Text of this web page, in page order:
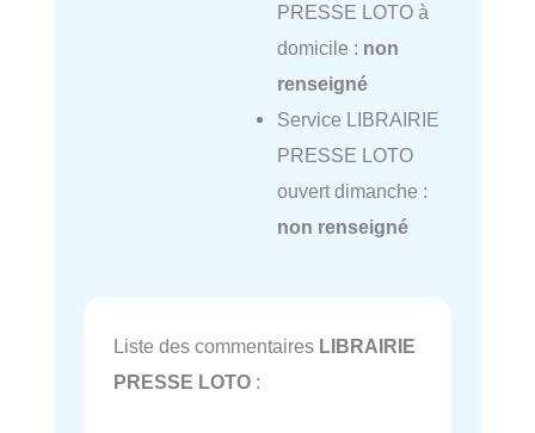
PRESSE LOTO à
domicile : non
renseigné
Service LIBRAIRIE
PRESSE LOTO
ouvert dimanche :
non renseigné
Liste des commentaires LIBRAIRIE
PRESSE LOTO :